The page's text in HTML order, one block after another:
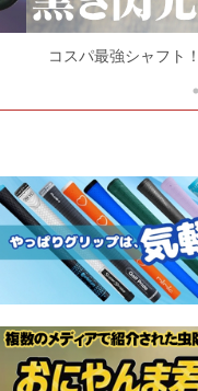
コスパ最強シャフト